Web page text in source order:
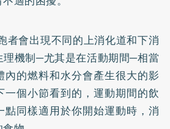
者會出現不同的上消化道和下消
機制─尤其是在活動期間─相當
內的燃料和水分會產生很大的影
一個小節看到的，運動期間的飲
點同樣適用於你開始運動時，消